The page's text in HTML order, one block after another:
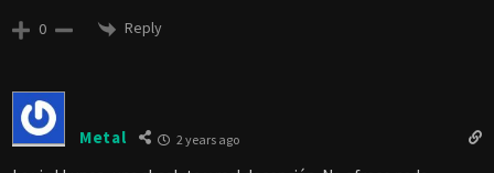
0 Reply
Metal 2 years ago